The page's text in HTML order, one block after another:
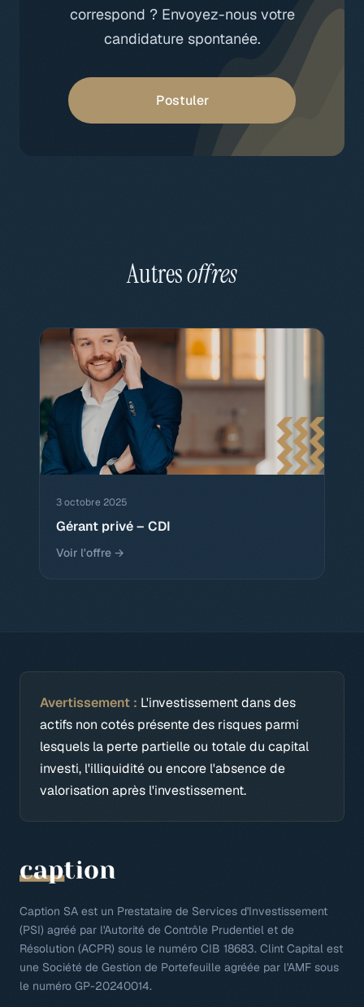
correspond ? Envoyez-nous votre
candidature spontanée.
Postuler
Autresoffres
3 octobre 2025
Gérant privé – CDI
Voir l'offre →
Avertissement : L'investissement dans des
actifs non cotés présente des risques parmi
lesquels la perte partielle ou totale du capital
investi, l'illiquidité ou encore l'absence de
valorisation après l'investissement.
Caption SA est un Prestataire de Services d'Investissement
(PSI) agréé par l'Autorité de Contrôle Prudentiel et de
Résolution (ACPR) sous le numéro CIB 18683. Clint Capital est
une Société de Gestion de Portefeuille agréée par l'AMF sous
le numéro GP-20240014.